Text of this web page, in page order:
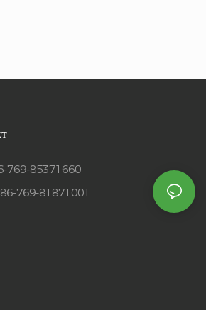
769-85371660
769-81871001